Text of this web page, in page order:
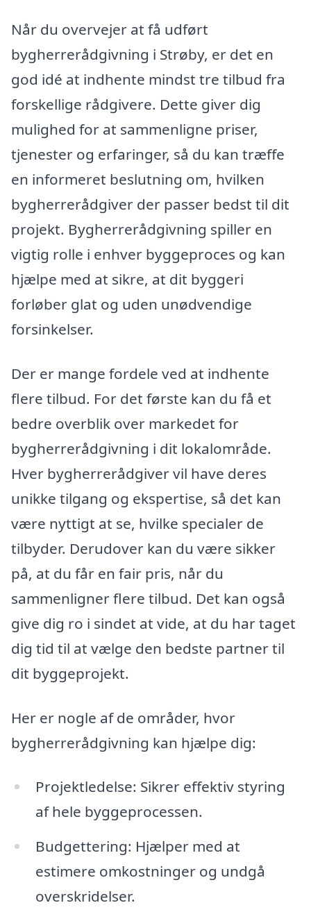
Når du overvejer at få udført
bygherrerådgivning i Strøby, er det en
god idé at indhente mindst tre tilbud fra
forskellige rådgivere. Dette giver dig
mulighed for at sammenligne priser,
tjenester og erfaringer, så du kan træffe
en informeret beslutning om, hvilken
bygherrerådgiver der passer bedst til dit
projekt. Bygherrerådgivning spiller en
vigtig rolle i enhver byggeproces og kan
hjælpe med at sikre, at dit byggeri
forløber glat og uden unødvendige
forsinkelser.
Der er mange fordele ved at indhente
flere tilbud. For det første kan du få et
bedre overblik over markedet for
bygherrerådgivning i dit lokalområde.
Hver bygherrerådgiver vil have deres
unikke tilgang og ekspertise, så det kan
være nyttigt at se, hvilke specialer de
tilbyder. Derudover kan du være sikker
på, at du får en fair pris, når du
sammenligner flere tilbud. Det kan også
give dig ro i sindet at vide, at du har taget
dig tid til at vælge den bedste partner til
dit byggeprojekt.
Her er nogle af de områder, hvor
bygherrerådgivning kan hjælpe dig:
Projektledelse: Sikrer effektiv styring
af hele byggeprocessen.
Budgettering: Hjælper med at
estimere omkostninger og undgå
overskridelser.